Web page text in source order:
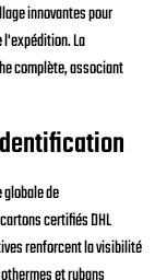
innovantes pour
La
complète, associant
de
certifiés DHL
renforcent la visibilité